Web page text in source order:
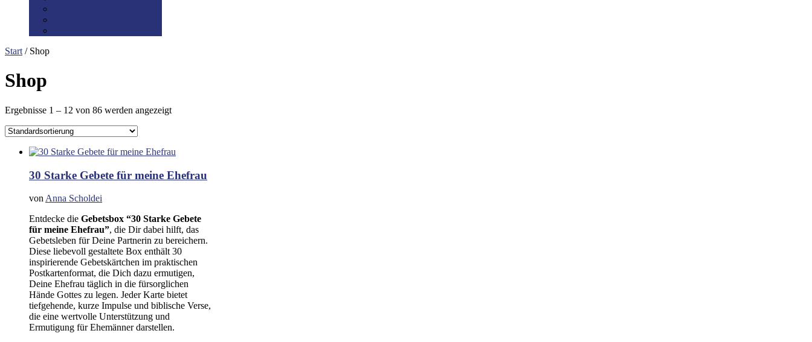
Start / Shop
Shop
Ergebnisse 1 – 12 von 86 werden angezeigt
30 Starke Gebete für meine Ehefrau
von Anna Scholdei
Entdecke die Gebetsbox “30 Starke Gebete
für meine Ehefrau”, die Dir dabei hilft, das
Gebetsleben für Deine Partnerin zu bereichern.
Diese liebevoll gestaltete Box enthält 30
inspirierende Gebetskärtchen im praktischen
Postkartenformat, die Dich dazu ermutigen,
Deine Ehefrau täglich in die fürsorglichen
Hände Gottes zu legen. Jeder Karte bietet
tiefgehende, kurze Impulse und biblische Verse,
die eine wertvolle Unterstützung und
Ermutigung für Ehemänner darstellen.